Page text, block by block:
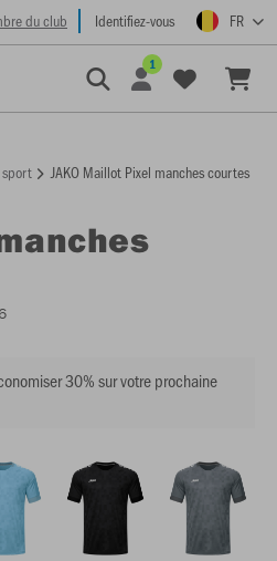
du club Identifiez-vous FR
1
sport JAKO Maillot Pixel manches courtes
30% sur votre prochaine